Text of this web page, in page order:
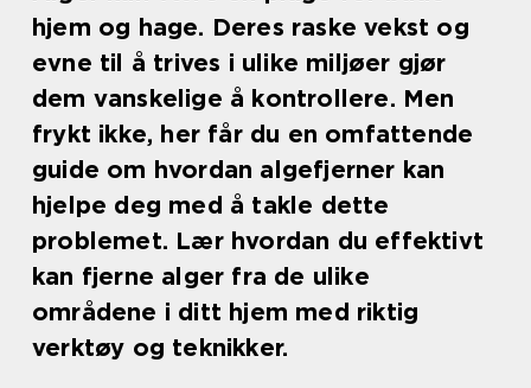
hjem og hage. Deres raske vekst og
evne til å trives i ulike miljøer gjør
dem vanskelige å kontrollere. Men
frykt ikke, her får du en omfattende
guide om hvordan algefjerner kan
hjelpe deg med å takle dette
problemet. Lær hvordan du effektivt
kan fjerne alger fra de ulike
områdene i ditt hjem med riktig
verktøy og teknikker.